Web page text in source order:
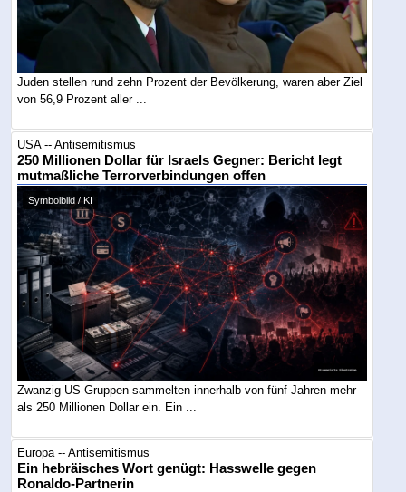
Juden stellen rund zehn Prozent der Bevölkerung, waren aber Ziel
von 56,9 Prozent aller ...
USA -- Antisemitismus
250 Millionen Dollar für Israels Gegner: Bericht legt
mutmaßliche Terrorverbindungen offen
Symbolbild / KI
Zwanzig US-Gruppen sammelten innerhalb von fünf Jahren mehr
als 250 Millionen Dollar ein. Ein ...
Europa -- Antisemitismus
Ein hebräisches Wort genügt: Hasswelle gegen
Ronaldo-Partnerin